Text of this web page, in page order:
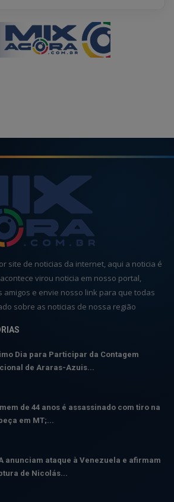
site de noticias da internet, aqui a noticia é
virou noticia em nosso portal,
amigos e envie nosso link para que todas
sobre as noticias de nossa região
Dia para Participar da Contagem
de Araras-Azuis...
de 44 anos é assassinado com tiro na
em MT;...
anunciam ataque à Venezuela e afirmam
de Nicolás...